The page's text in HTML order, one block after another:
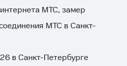
МТС, замер
МТС в Санкт-
в Санкт-Петербурге